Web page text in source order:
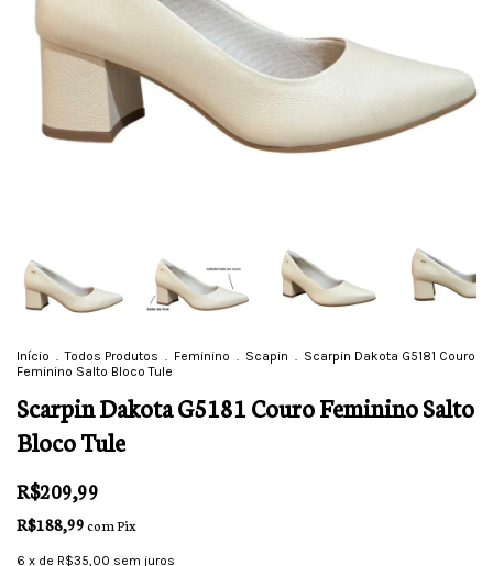
Início . Todos Produtos . Feminino . Scapin . Scarpin Dakota G5181 Couro
Feminino Salto Bloco Tule
Scarpin Dakota G5181 Couro Feminino Salto
Bloco Tule
R$209,99
R$188,99comPix
6 x de R$35,00 sem juros